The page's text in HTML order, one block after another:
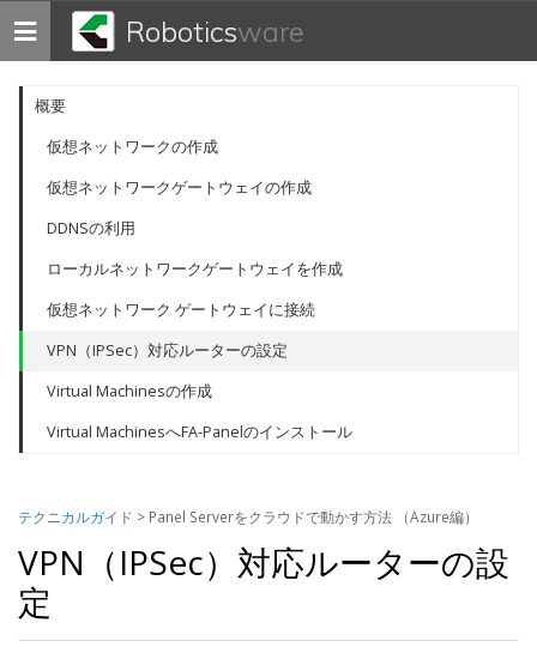
Toggle
navigation
Roboticsware
概要
仮想ネットワークの作成
仮想ネットワークゲートウェイの作成
DDNSの利用
ローカルネットワークゲートウェイを作成
仮想ネットワーク ゲートウェイに接続
VPN（IPSec）対応ルーターの設定
Virtual Machinesの作成
Virtual MachinesへFA-Panelのインストール
テクニカルガイド > Panel Serverをクラウドで動かす方法 （Azure編）
VPN（IPSec）対応ルーターの設
定